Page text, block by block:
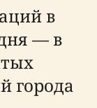
в
— в
города